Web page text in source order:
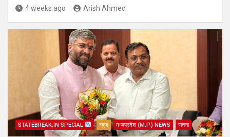
4 weeks ago Arish Ahmed
STATEBREAK.IN SPECIAL न्यूज़ मध्यप्रदेश (M.P.) NEWS सतना